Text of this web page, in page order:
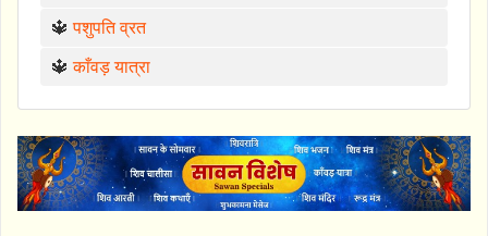
🔱पशुपति व्रत
🔱काँवड़ यात्रा